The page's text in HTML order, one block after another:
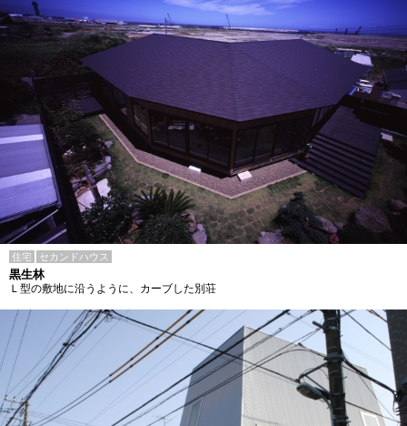
住宅 セカンドハウス
黒生林
Ｌ型の敷地に沿うように、カーブした別荘